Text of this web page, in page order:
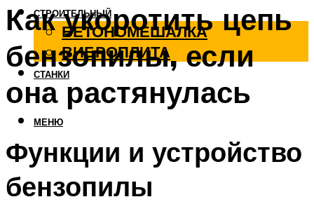
СТРОИТЕЛЬНЫЙ
БЕТОНОМЕШАЛКА
ВИБРОПЛИТА
СТАНКИ
МЕНЮ
Как укоротить цепь
бензопилы, если
она растянулась
Функции и устройство
бензопилы